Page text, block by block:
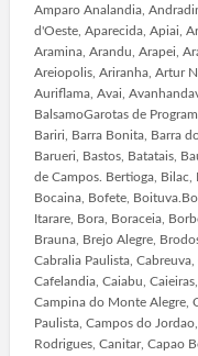
Amparo Analandia,
d'Oeste, Aparecida, Apiai,
Aramina, Arandu, Arapei,
Areiopolis, Ariranha, Artur
Auriflama, Avai,
BalsamoGarotas de
Bariri, Barra Bonita, Barra
Barueri, Bastos, Batatais,
de Campos. Bertioga, Bilac,
Bocaina, Bofete,
Itarare, Bora, Boraceia,
Brauna, Brejo Alegre,
Cabralia Paulista,
Cafelandia, Caiabu,
Campina do Monte Alegre,
Paulista, Campos do
Rodrigues, Canitar, Capao